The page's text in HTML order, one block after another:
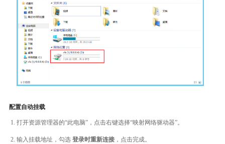
配置自动挂载
打开资源管理器的“此电脑”，点击右键选择“映射网络驱动器”。
输入挂载地址，勾选 登录时重新连接 ，点击完成。